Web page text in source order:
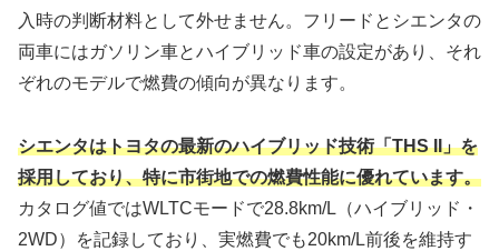
入時の判断材料として外せません。フリードとシエンタの
両車にはガソリン車とハイブリッド車の設定があり、それ
ぞれのモデルで燃費の傾向が異なります。
シエンタはトヨタの最新のハイブリッド技術「THS II」を
採用しており、特に市街地での燃費性能に優れています。
カタログ値ではWLTCモードで28.8km/L（ハイブリッド・
2WD）を記録しており、実燃費でも20km/L前後を維持す